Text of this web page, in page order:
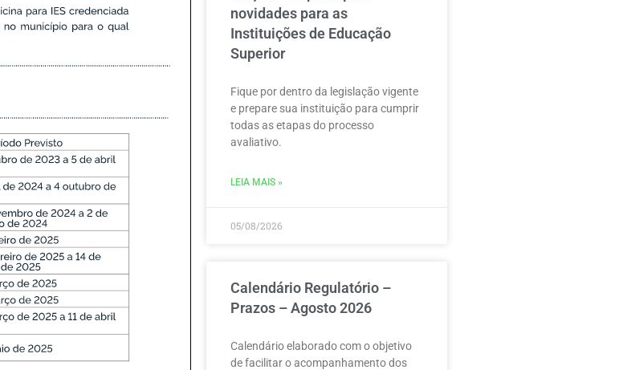
novidades para as
Instituições de Educação
Superior
Fique por dentro da legislação vigente
e prepare sua instituição para cumprir
todas as etapas do processo
avaliativo.
LEIA MAIS »
05/08/2026
Calendário Regulatório –
Prazos – Agosto 2026
Calendário elaborado com o objetivo
de facilitar o acompanhamento dos